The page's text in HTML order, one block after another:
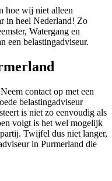
hoe wij niet alleen
in heel Nederland! Zo
Watergang en
een belastingadviseur.
contact op met een
belastingadviseur
is niet zo eenvoudig als
volgt is het wel mogelijk
Twijfel dus niet langer,
in Purmerland die